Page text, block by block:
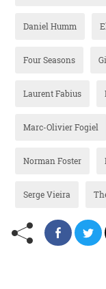
Daniel Humm
Four Seasons
Laurent Fabius
Marc-Olivier Fogiel
Norman Foster
Serge Vieira